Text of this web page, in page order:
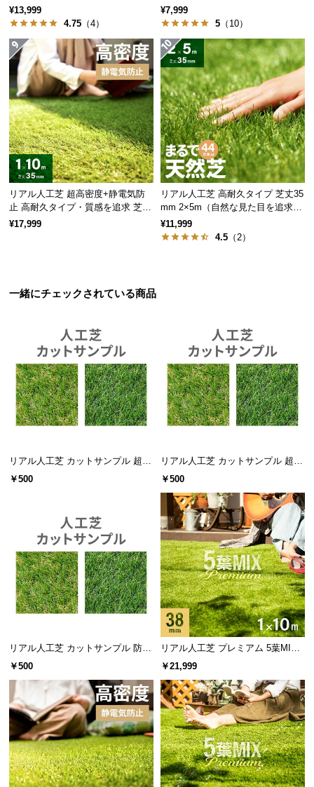
o.,
35mm 1×10m
¥13,999
4.75 （4）
求・U字ピン付属）
¥7,999
5 （10）
リアル人工芝 超高密度+静電気防
止 高耐久タイプ・質感を追求 芝丈
35mm 1×10m
¥17,999
リアル人工芝 高耐久タイプ 芝丈35
mm 2×5m（自然な見た目を追求・
U字ピン付属）
¥11,999
4.5 （2）
一緒にチェックされている商品
リアル人工芝 カットサンプル 超高
密度タイプ
￥500
リアル人工芝 カットサンプル 超高
密度+静電気防止タイプ
￥500
リアル人工芝 カットサンプル 防草
シート一体型タイプ
￥500
リアル人工芝 プレミアム 5葉MI
X・質感をさらに追求 芝丈38mm 1
￥21,999